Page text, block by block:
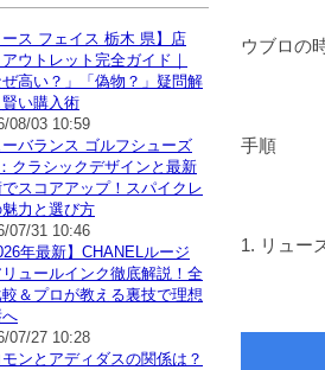
ウブロの
手順
1. リュー
ース フェイス 栃木 県】店
ウトレット完全ガイド｜
ぜ高い？」「偽物？」疑問解
い購入術
08/03 10:59
ーバランス ゴルフシューズ
クラシックデザインと最新
スコアアップ！スパイクレ
魅力と選び方
07/31 10:46
年最新】CHANELルージ
リュールインク徹底解説！全
＆プロが教える裏技で理想
07/27 10:28
ンとアディダスの関係は？